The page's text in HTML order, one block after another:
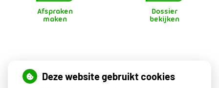
Afspraken
maken
Dossier
bekijken
Openingstijden
Deze website gebruikt cookies